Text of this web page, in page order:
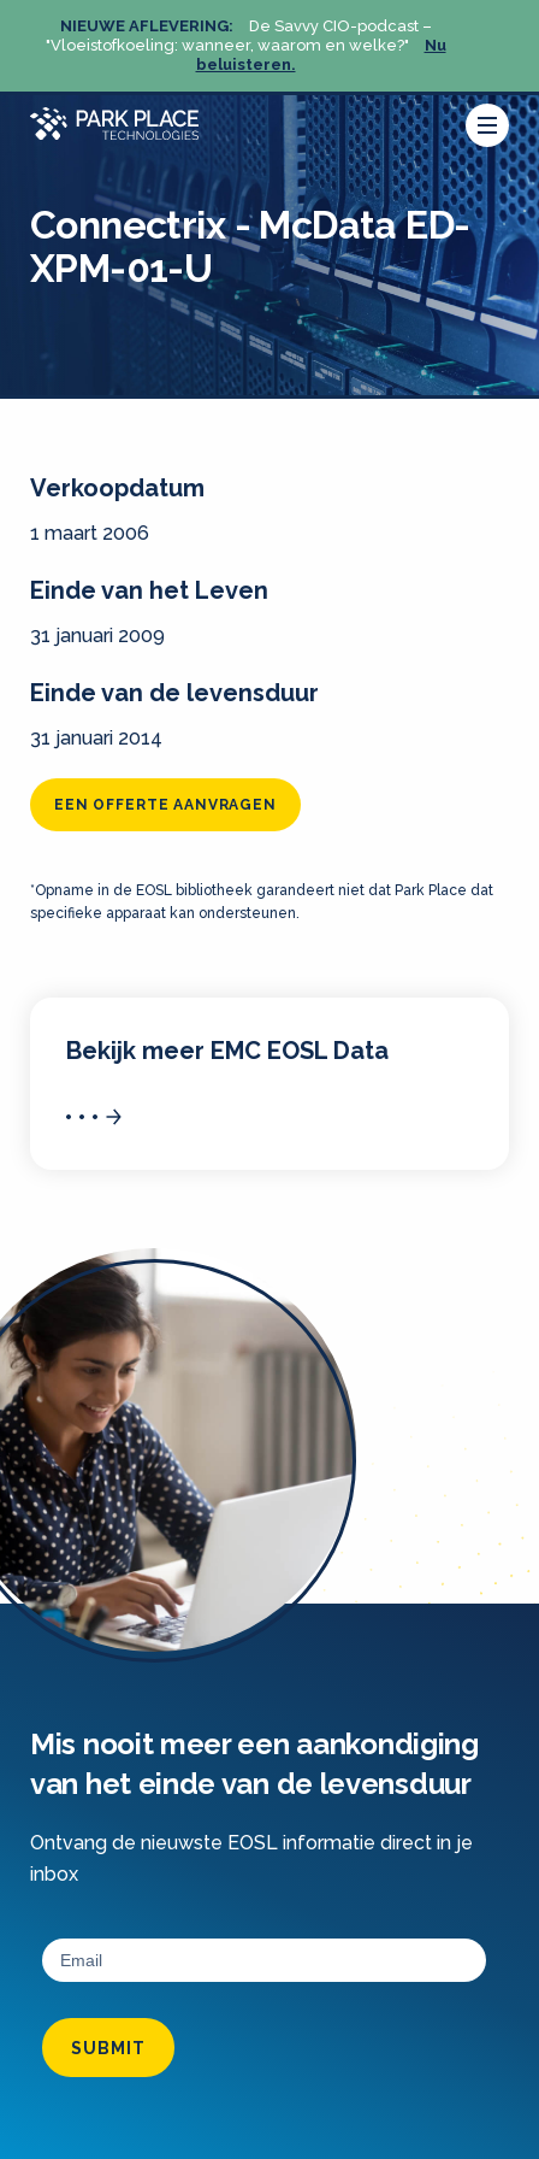
NIEUWE AFLEVERING:
De Savvy CIO-podcast –
"Vloeistofkoeling: wanneer, waarom en welke?"
Nu
beluisteren.
Connectrix - McData ED-
XPM-01-U
Verkoopdatum
1 maart 2006
Einde van het Leven
31 januari 2009
Einde van de levensduur
31 januari 2014
EEN OFFERTE AANVRAGEN
*Opname in de EOSL bibliotheek garandeert niet dat Park Place dat
specifieke apparaat kan ondersteunen.
Bekijk meer EMC EOSL Data
Mis nooit meer een aankondiging
van het einde van de levensduur
Ontvang de nieuwste EOSL informatie direct in je
inbox
SUBMIT